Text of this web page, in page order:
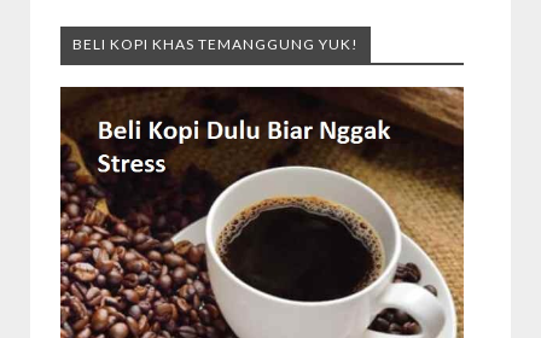
BELI KOPI KHAS TEMANGGUNG YUK!